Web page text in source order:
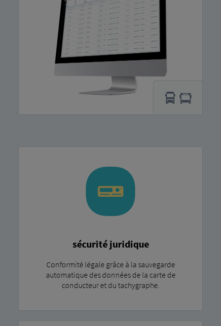
sécurité juridique
Conformité légale grâce à la sauvegarde
automatique des données de la carte de
conducteur et du tachygraphe.